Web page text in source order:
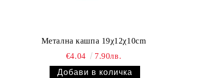
Метална кашпа 19χ12χ10cm
€4.04
7.90лв.